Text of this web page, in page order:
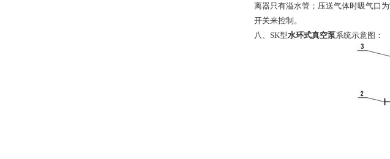
离器只有溢水管；压送气体时吸气口
开关来控制。
八、SK型水环式真空泵系统示意图：